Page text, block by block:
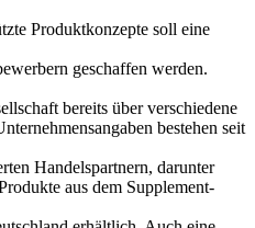
Produktkonzepte soll eine
geschaffen werden.
bereits über verschiedene
bestehen seit
Handelspartnern, darunter
aus dem Supplement-